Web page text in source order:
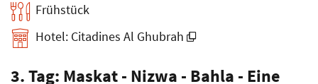
Frühstück
Hotel: Citadines Al Ghubrah
3. Tag: Maskat - Nizwa - Bahla - Eine